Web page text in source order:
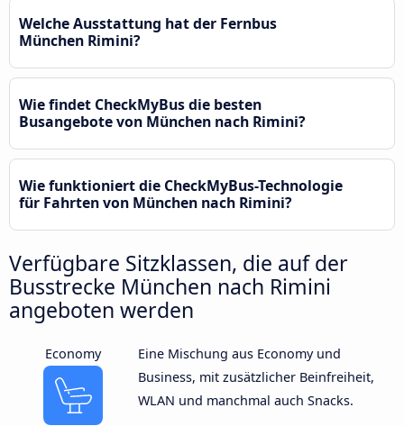
Welche Ausstattung hat der Fernbus
München Rimini?
Wie findet CheckMyBus die besten
Busangebote von München nach Rimini?
Wie funktioniert die CheckMyBus-Technologie
für Fahrten von München nach Rimini?
Verfügbare Sitzklassen, die auf der
Busstrecke München nach Rimini
angeboten werden
Economy
Eine Mischung aus Economy und
Business, mit zusätzlicher Beinfreiheit,
WLAN und manchmal auch Snacks.